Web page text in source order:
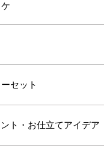
セット
ト・お仕立てアイデア